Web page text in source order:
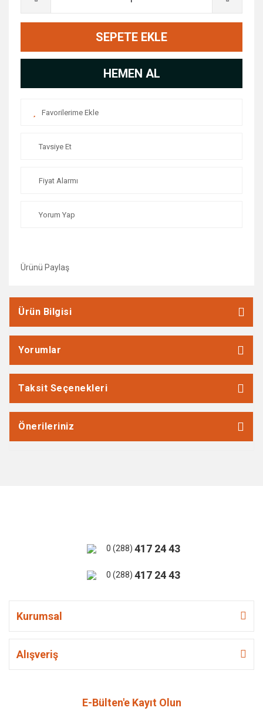
SEPETE EKLE
HEMEN AL
Tavsiye Et
Fiyat Alarmı
Yorum Yap
Ürünü Paylaş
Ürün Bilgisi
Yorumlar
Taksit Seçenekleri
Önerileriniz
0 (288) 417 24 43
0 (288) 417 24 43
Kurumsal
Alışveriş
E-Bülten'e Kayıt Olun